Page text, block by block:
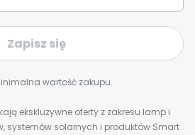
Zapisz się
wartość zakupu.
ekskluzywne oferty z zakresu lamp i
systemów solarnych i produktów Smart